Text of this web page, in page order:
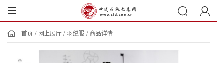
首页 / 网上展厅 / 羽绒服 / 商品详情